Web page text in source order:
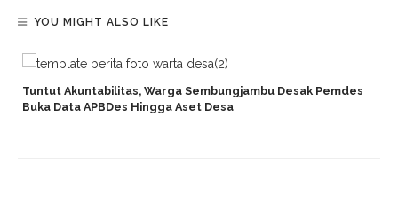
YOU MIGHT ALSO LIKE
Tuntut Akuntabilitas, Warga Sembungjambu Desak Pemdes
Buka Data APBDes Hingga Aset Desa